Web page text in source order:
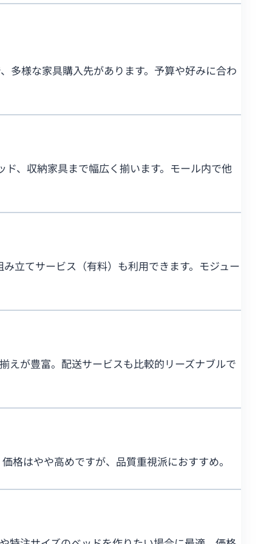
多様な家具購入先があります。予算や好みに合わ
、収納家具まで幅広く揃います。モール内で他
立てサービス（有料）も利用できます。モジュー
えが豊富。配送サービスも比較的リーズナブルで
格はやや高めですが、品質重視派におすすめ。